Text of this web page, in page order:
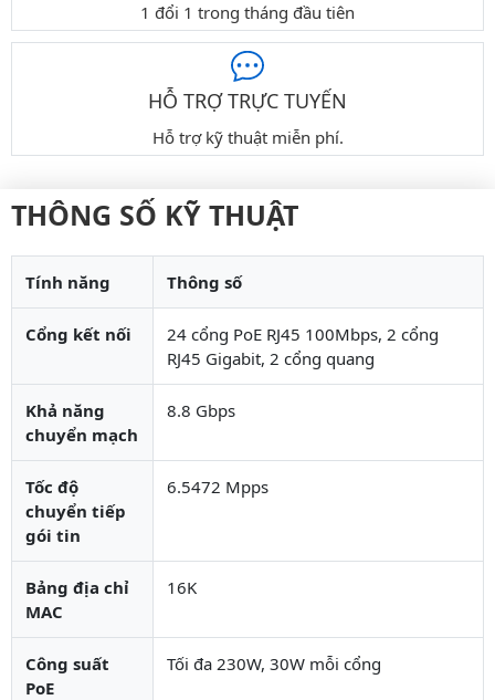
1 đổi 1 trong tháng đầu tiên
HỖ TRỢ TRỰC TUYẾN
Hỗ trợ kỹ thuật miễn phí.
THÔNG SỐ KỸ THUẬT
Tính năng Thông số
Cổng kết nối
24 cổng PoE RJ45 100Mbps, 2 cổng
RJ45 Gigabit, 2 cổng quang
Khả năng
chuyển mạch
8.8 Gbps
Tốc độ
chuyển tiếp
gói tin
6.5472 Mpps
Bảng địa chỉ
MAC
16K
Công suất
PoE
Tối đa 230W, 30W mỗi cổng